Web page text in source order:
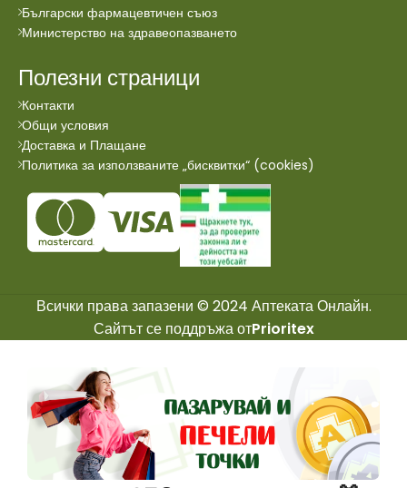
Български фармацевтичен съюз
Министерство на здравеопазването
Полезни страници
Контакти
Общи условия
Доставка и Плащане
Политика за използваните „бисквитки“ (cookies)
Всички права запазени © 2024 Аптеката Онлайн.
Сайтът се поддръжа отPrioritex